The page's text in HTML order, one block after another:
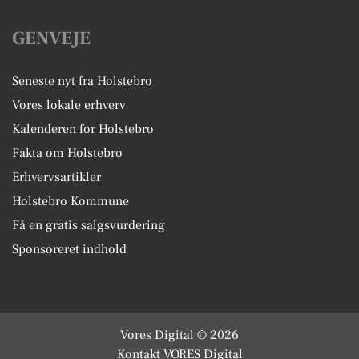
GENVEJE
Seneste nyt fra Holstebro
Vores lokale erhverv
Kalenderen for Holstebro
Fakta om Holstebro
Erhvervsartikler
Holstebro Kommune
Få en gratis salgsvurdering
Sponsoreret indhold
Vores Digital © 2026
Kontakt VORES Digital